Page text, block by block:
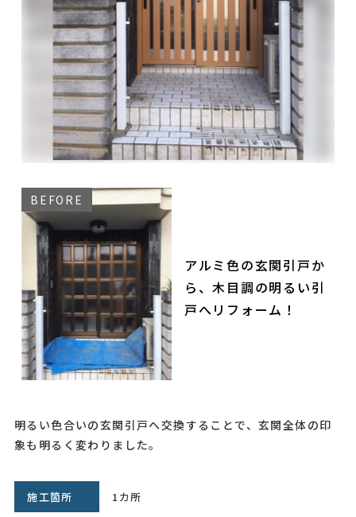
アルミ色の玄関引戸か
ら、木目調の明るい引
戸へリフォーム！
明るい色合いの玄関引戸へ交換することで、玄関全体の印
象も明るく変わりました。
施工箇所 1カ所